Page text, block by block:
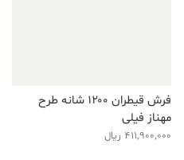
فرش قیطران ۱۲۰۰ شانه طرح
مهناز فیلی
411,900,000 ریال